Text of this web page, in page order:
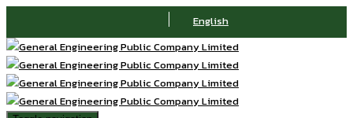
English